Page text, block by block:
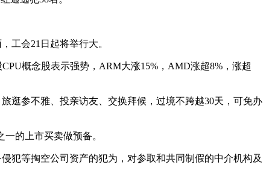
工会21日起将举行大。
概念股表示强势，ARM大涨15%，AMD涨超8%，涨超
参不雅、投亲访友、交换拜候，过境不跨越30天，可免办
的上市买卖做预备。
等掏空公司资产的犯为，对参取和共同制假的中介机构及